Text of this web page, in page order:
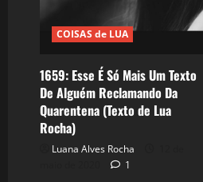
COISAS de LUA
1659: Esse É Só Mais Um Texto
De Alguém Reclamando Da
Quarentena (Texto de Lua
Rocha)
Luana Alves Rocha
1